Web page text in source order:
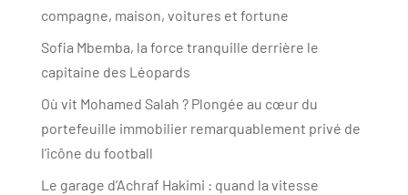
compagne, maison, voitures et fortune
Sofia Mbemba, la force tranquille derrière le
capitaine des Léopards
Où vit Mohamed Salah ? Plongée au cœur du
portefeuille immobilier remarquablement privé de
l’icône du football
Le garage d’Achraf Hakimi : quand la vitesse